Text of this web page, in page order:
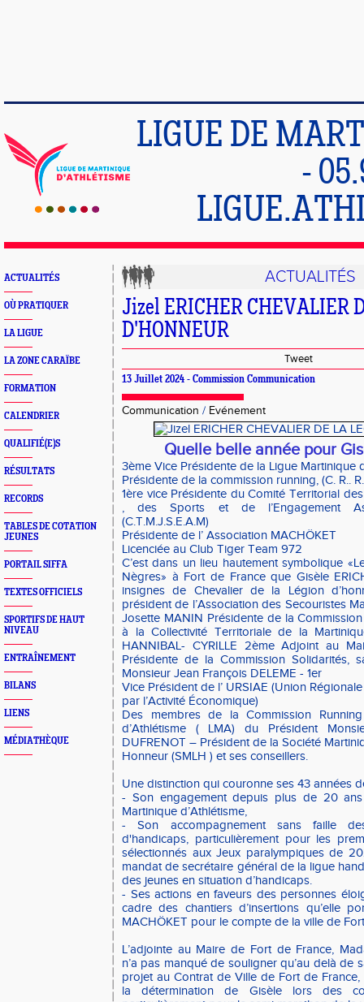
LIGUE DE
-
ACTUALITÉS
OÙ PRATIQUER
LA LIGUE
LA ZONE CARAÏBE
FORMATION
CALENDRIER
QUALIFIÉ(E)S
RÉSULTATS
RECORDS
TABLES DE COTATION
JEUNES
PORTAIL SIFFA
TEXTES OFFICIELS
SPORTIFS DE HAUT
NIVEAU
ENTRAÎNEMENT
BILANS
LIENS
MÉDIATHÈQUE
ACTUALITÉS
Jizel ERICHER CHEVALIER
D'HONNEUR
Tweet
13 Juillet 2024 - Commission Communication
Communication / Evénement
Quelle belle année pour
3ème Vice Présidente de la Ligue Martinique
Présidente de la commission running, (C. R..
1ère vice Présidente du Comité Territorial
, des Sports et de l’Engagement
(C.T.M.J.S.E.A.M)
Présidente de l’ Association MACHÖKET
Licenciée au Club Tiger Team 972
C’est dans un lieu hautement symbolique
Nègres» à Fort de France que Gisèle
insignes de Chevalier de la Légion
président de l’Association des Secouristes
Josette MANIN Présidente de la
à la Collectivité Territoriale de la
HANNIBAL- CYRILLE 2ème Adjoint au
Présidente de la Commission Solidarités,
Monsieur Jean François DELEME - 1er
Vice Président de l’ URSIAE (Union
par l’Activité Économique)
Des membres de la Commission
d’Athlétisme ( LMA) du Président
DUFRENOT – Président de la Société
Honneur (SMLH ) et ses conseillers.
Une distinction qui couronne ses 43 années
- Son engagement depuis plus de 20
Martinique d’Athlétisme,
- Son accompagnement sans faille
d'handicaps, particulièrement pour les
sélectionnés aux Jeux paralympiques de
mandat de secrétaire général de la ligue
des jeunes en situation d’handicaps.
- Ses actions en faveurs des personnes
cadre des chantiers d’insertions qu’elle
MACHÖKET pour le compte de la ville de
L’adjointe au Maire de Fort de France,
n’a pas manqué de souligner qu’au delà de
projet au Contrat de Ville de Fort de France,
la détermination de Gisèle lors des